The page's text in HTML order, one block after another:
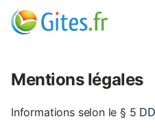
Mentions légales
Informations selon le § 5